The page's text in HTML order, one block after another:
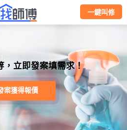
一鍵叫修
，立即發案填需求！
案獲得報價